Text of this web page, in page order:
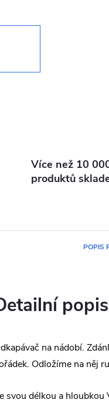
Více než 10
produktů
POPIS
na nádobí.
Odložíme na něj
svou délkou a